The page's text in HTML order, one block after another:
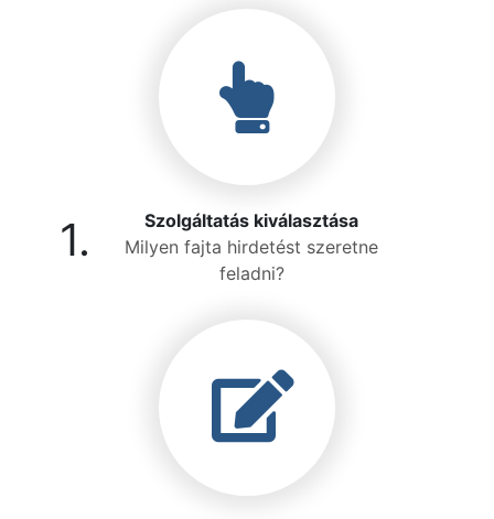
1.
Szolgáltatás kiválasztása
Milyen fajta hirdetést szeretne
feladni?